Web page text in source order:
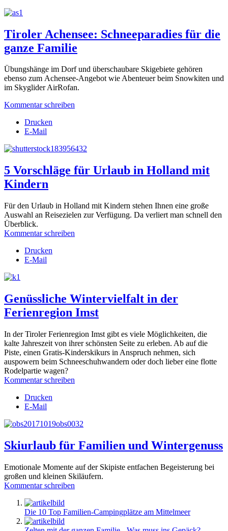
Tiroler Achensee: Schneeparadies für die
ganze Familie
Übungshänge im Dorf und überschaubare Skigebiete gehören
ebenso zum Achensee-Angebot wie Abenteuer beim Snowkiten und
im Skyglider AirRofan.
Kommentar schreiben
Drucken
E-Mail
5 Vorschläge für Urlaub in Holland mit
Kindern
Für den Urlaub in Holland mit Kindern stehen Ihnen eine große
Auswahl an Reisezielen zur Verfügung. Da verliert man schnell den
Überblick.
Kommentar schreiben
Drucken
E-Mail
Genüssliche Wintervielfalt in der
Ferienregion Imst
In der Tiroler Ferienregion Imst gibt es viele Möglichkeiten, die
kalte Jahreszeit von ihrer schönsten Seite zu erleben. Ab auf die
Piste, einen Gratis-Kinderskikurs in Anspruch nehmen, sich
auspowern beim Schneeschuhwandern oder doch lieber eine flotte
Rodelpartie wagen?
Kommentar schreiben
Drucken
E-Mail
Skiurlaub für Familien und Wintergenuss
Emotionale Momente auf der Skipiste entfachen Begeisterung bei
großen und kleinen Skiläufern.
Kommentar schreiben
Die 10 Top Familien-Campingplätze am Mittelmeer